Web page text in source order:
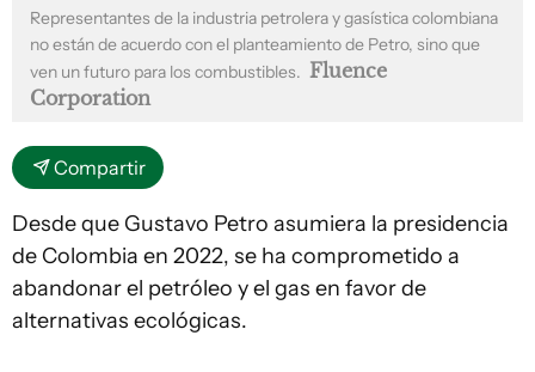
Representantes de la industria petrolera y gasística colombiana
no están de acuerdo con el planteamiento de Petro, sino que
ven un futuro para los combustibles. Fluence
Corporation
Compartir
Desde que Gustavo Petro asumiera la presidencia
de Colombia en 2022, se ha comprometido a
abandonar el petróleo y el gas en favor de
alternativas ecológicas.